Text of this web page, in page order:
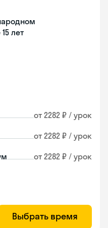
лет
от 2282 ₽ / урок
от 2282 ₽ / урок
от 2282 ₽ / урок
Выбрать время